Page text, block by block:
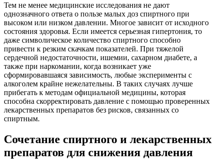
Тем не менее медицинские исследования не дают
однозначного ответа о пользе малых доз спиртного при
высоком или низком давлении. Многое зависит от исходного
состояния здоровья. Если имеется серьезная гипертония, то
даже символическое количество спиртного способно
привести к резким скачкам показателей. При тяжелой
сердечной недостаточности, ишемии, сахарном диабете, а
также при наркомании, когда возникает уже
сформировавшаяся зависимость, любые эксперименты с
алкоголем крайне нежелательны. В таких случаях лучше
прибегать к методам официальной медицины, которая
способна скорректировать давление с помощью проверенных
лекарственных препаратов без рисков, связанных со
спиртным.
Сочетание спиртного и лекарственных
препаратов для снижения давления